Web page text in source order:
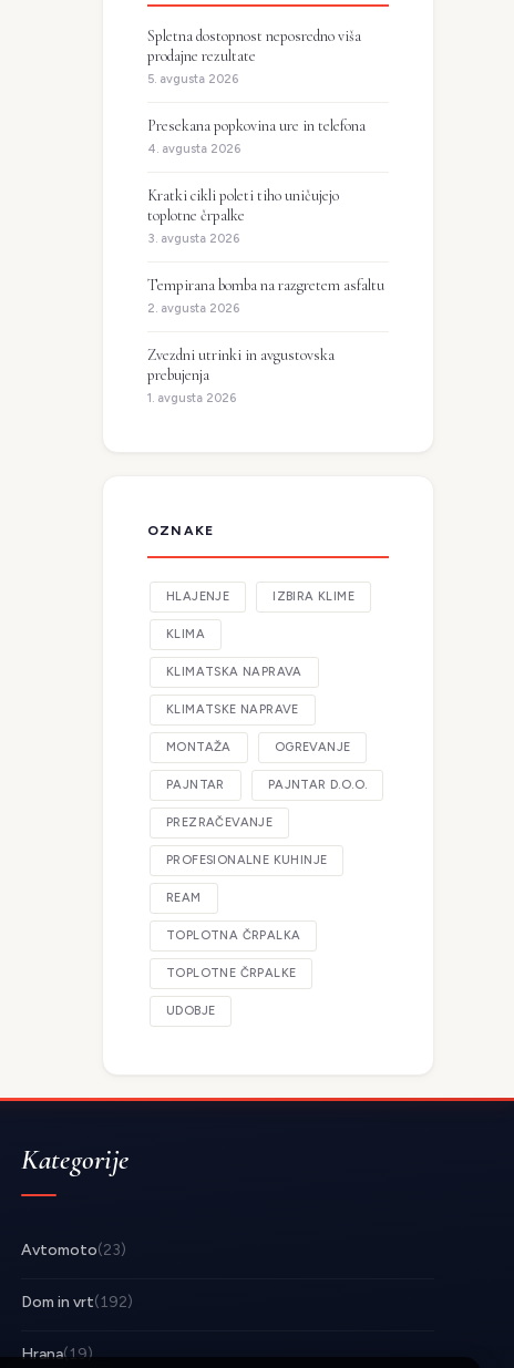
Spletna dostopnost neposredno viša
prodajne rezultate
5. avgusta 2026
Presekana popkovina ure in telefona
4. avgusta 2026
Kratki cikli poleti tiho uničujejo
toplotne črpalke
3. avgusta 2026
Tempirana bomba na razgretem asfaltu
2. avgusta 2026
Zvezdni utrinki in avgustovska
prebujenja
1. avgusta 2026
OZNAKE
HLAJENJE IZBIRA KLIME
KLIMA
KLIMATSKA NAPRAVA
KLIMATSKE NAPRAVE
MONTAŽA OGREVANJE
PAJNTAR PAJNTAR D.O.O.
PREZRAČEVANJE
PROFESIONALNE KUHINJE
REAM
TOPLOTNA ČRPALKA
TOPLOTNE ČRPALKE
UDOBJE
Kategorije
Avtomoto(23)
Dom in vrt(192)
Hrana(19)